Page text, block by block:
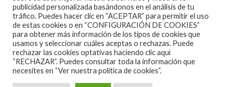
publicidad personalizada basándonos en el análisis de tu
tráfico. Puedes hacer clic en “ACEPTAR” para permitir el uso
de estas cookies o en “CONFIGURACIÓN DE COOKIES”
para obtener más información de los tipos de cookies que
usamos y seleccionar cuáles aceptas o rechazas. Puede
rechazar las cookies optativas haciendo clic aquí
“RECHAZAR”. Puedes consultar toda la información que
necesites en “Ver nuestra política de cookies”.